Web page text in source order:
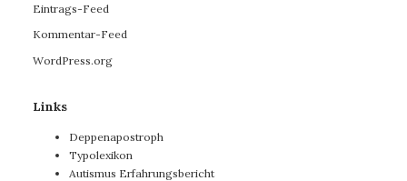
Eintrags-Feed
Kommentar-Feed
WordPress.org
Links
Deppenapostroph
Typolexikon
Autismus Erfahrungsbericht